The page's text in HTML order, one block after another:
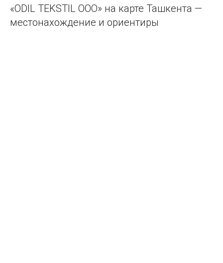
«ODIL TEKSTIL ООО» на карте Ташкента —
местонахождение и ориентиры